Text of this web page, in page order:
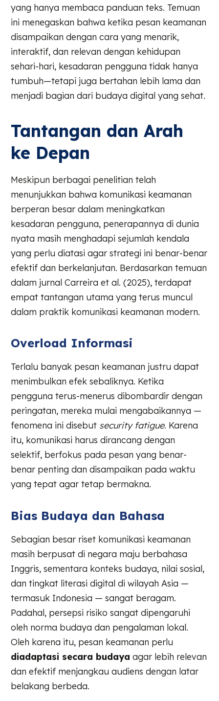
yang hanya membaca panduan teks. Temuan
ini menegaskan bahwa ketika pesan keamanan
disampaikan dengan cara yang menarik,
interaktif, dan relevan dengan kehidupan
sehari-hari, kesadaran pengguna tidak hanya
tumbuh—tetapi juga bertahan lebih lama dan
menjadi bagian dari budaya digital yang sehat.
Tantangan dan Arah
ke Depan
Meskipun berbagai penelitian telah
menunjukkan bahwa komunikasi keamanan
berperan besar dalam meningkatkan
kesadaran pengguna, penerapannya di dunia
nyata masih menghadapi sejumlah kendala
yang perlu diatasi agar strategi ini benar-benar
efektif dan berkelanjutan. Berdasarkan temuan
dalam jurnal Carreira et al. (2025), terdapat
empat tantangan utama yang terus muncul
dalam praktik komunikasi keamanan modern.
Overload Informasi
Terlalu banyak pesan keamanan justru dapat
menimbulkan efek sebaliknya. Ketika
pengguna terus-menerus dibombardir dengan
peringatan, mereka mulai mengabaikannya —
fenomena ini disebut security fatigue. Karena
itu, komunikasi harus dirancang dengan
selektif, berfokus pada pesan yang benar-
benar penting dan disampaikan pada waktu
yang tepat agar tetap bermakna.
Bias Budaya dan Bahasa
Sebagian besar riset komunikasi keamanan
masih berpusat di negara maju berbahasa
Inggris, sementara konteks budaya, nilai sosial,
dan tingkat literasi digital di wilayah Asia —
termasuk Indonesia — sangat beragam.
Padahal, persepsi risiko sangat dipengaruhi
oleh norma budaya dan pengalaman lokal.
Oleh karena itu, pesan keamanan perlu
diadaptasi secara budaya agar lebih relevan
dan efektif menjangkau audiens dengan latar
belakang berbeda.